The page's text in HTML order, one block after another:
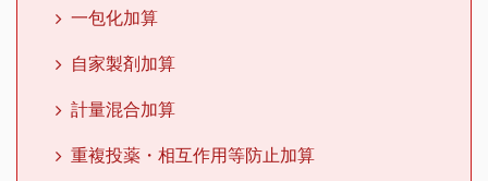
一包化加算
自家製剤加算
計量混合加算
重複投薬・相互作用等防止加算